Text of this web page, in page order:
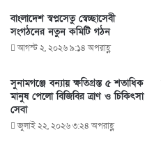
বাংলাদেশ স্বপ্নসেতু স্বেচ্ছাসেবী
সংগঠনের নতুন কমিটি গঠন
আগস্ট ২, ২০২৬ ৯:১৪ অপরাহ্ণ
সুনামগঞ্জে বন্যায় ক্ষতিগ্রস্ত ৫ শতাধিক
মানুষ পেলো বিজিবির ত্রাণ ও চিকিৎসা
সেবা
জুলাই ২২, ২০২৬ ৩:২৪ অপরাহ্ণ